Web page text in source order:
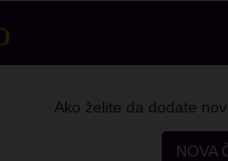
Ako želite da dodate
NOVA